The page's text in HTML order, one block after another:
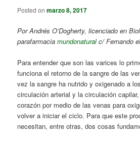
Posted onmarzo 8, 2017
Por Andrés O’Dogherty, licenciado en
parafarmaciamundonaturalc/ Fernando
Para entender que son las varices lo
funciona el retorno de la sangre de las
vez la sangre ha nutrido y oxigenado a
circulación arterial y la circulación
corazón por medio de las venas para
volver a iniciar el ciclo. Para que este
necesitan, entre otras, dos cosas